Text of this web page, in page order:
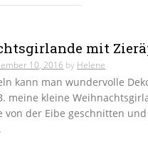
mit
10, 2016 by Helene
kann man wundervolle
meine kleine
von der Eibe geschnitten